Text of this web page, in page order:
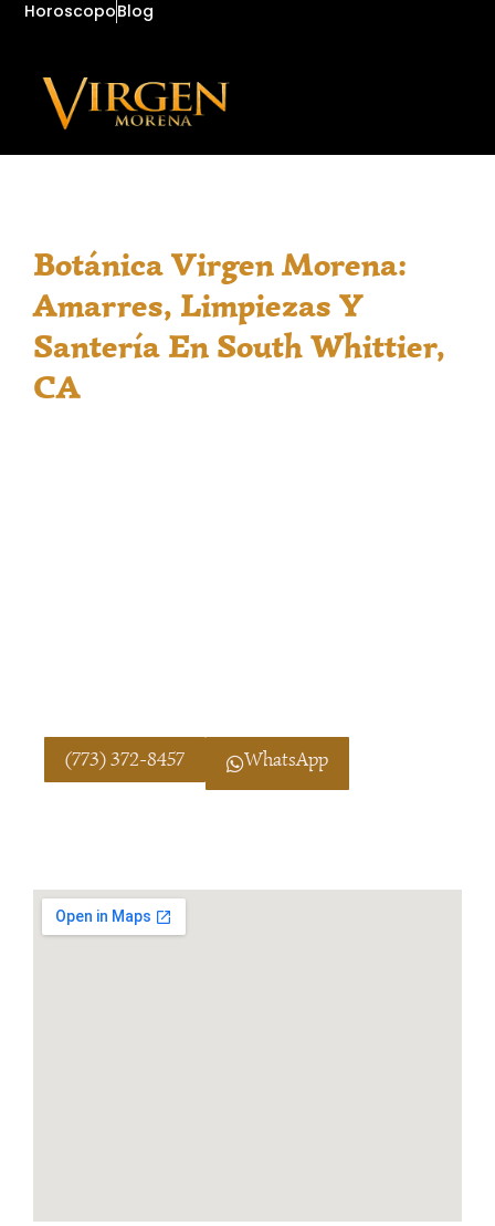
HoroscopoBlog
Botánica Virgen Morena:
Amarres, Limpiezas Y
Santería En South Whittier,
CA
(773) 372-8457 WhatsApp